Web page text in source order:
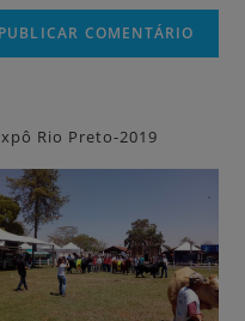
Rio Preto-2019